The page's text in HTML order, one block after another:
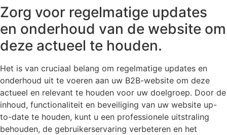
Zorg voor regelmatige updates
en onderhoud van de website om
deze actueel te houden.
Het is van cruciaal belang om regelmatige updates en
onderhoud uit te voeren aan uw B2B-website om deze
actueel en relevant te houden voor uw doelgroep. Door de
inhoud, functionaliteit en beveiliging van uw website up-
to-date te houden, kunt u een professionele uitstraling
behouden, de gebruikerservaring verbeteren en het